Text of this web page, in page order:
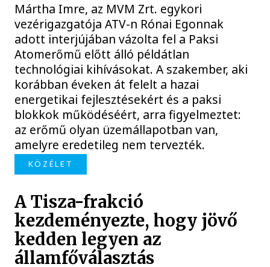
Mártha Imre, az MVM Zrt. egykori
vezérigazgatója ATV-n Rónai Egonnak
adott interjújában vázolta fel a Paksi
Atomerőmű előtt álló példátlan
technológiai kihívásokat. A szakember, aki
korábban éveken át felelt a hazai
energetikai fejlesztésekért és a paksi
blokkok működéséért, arra figyelmeztet:
az erőmű olyan üzemállapotban van,
amelyre eredetileg nem tervezték.
KÖZÉLET
A Tisza-frakció
kezdeményezte, hogy jövő
kedden legyen az
államfőválasztás